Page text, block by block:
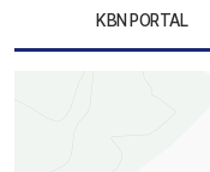
KBN PORTAL